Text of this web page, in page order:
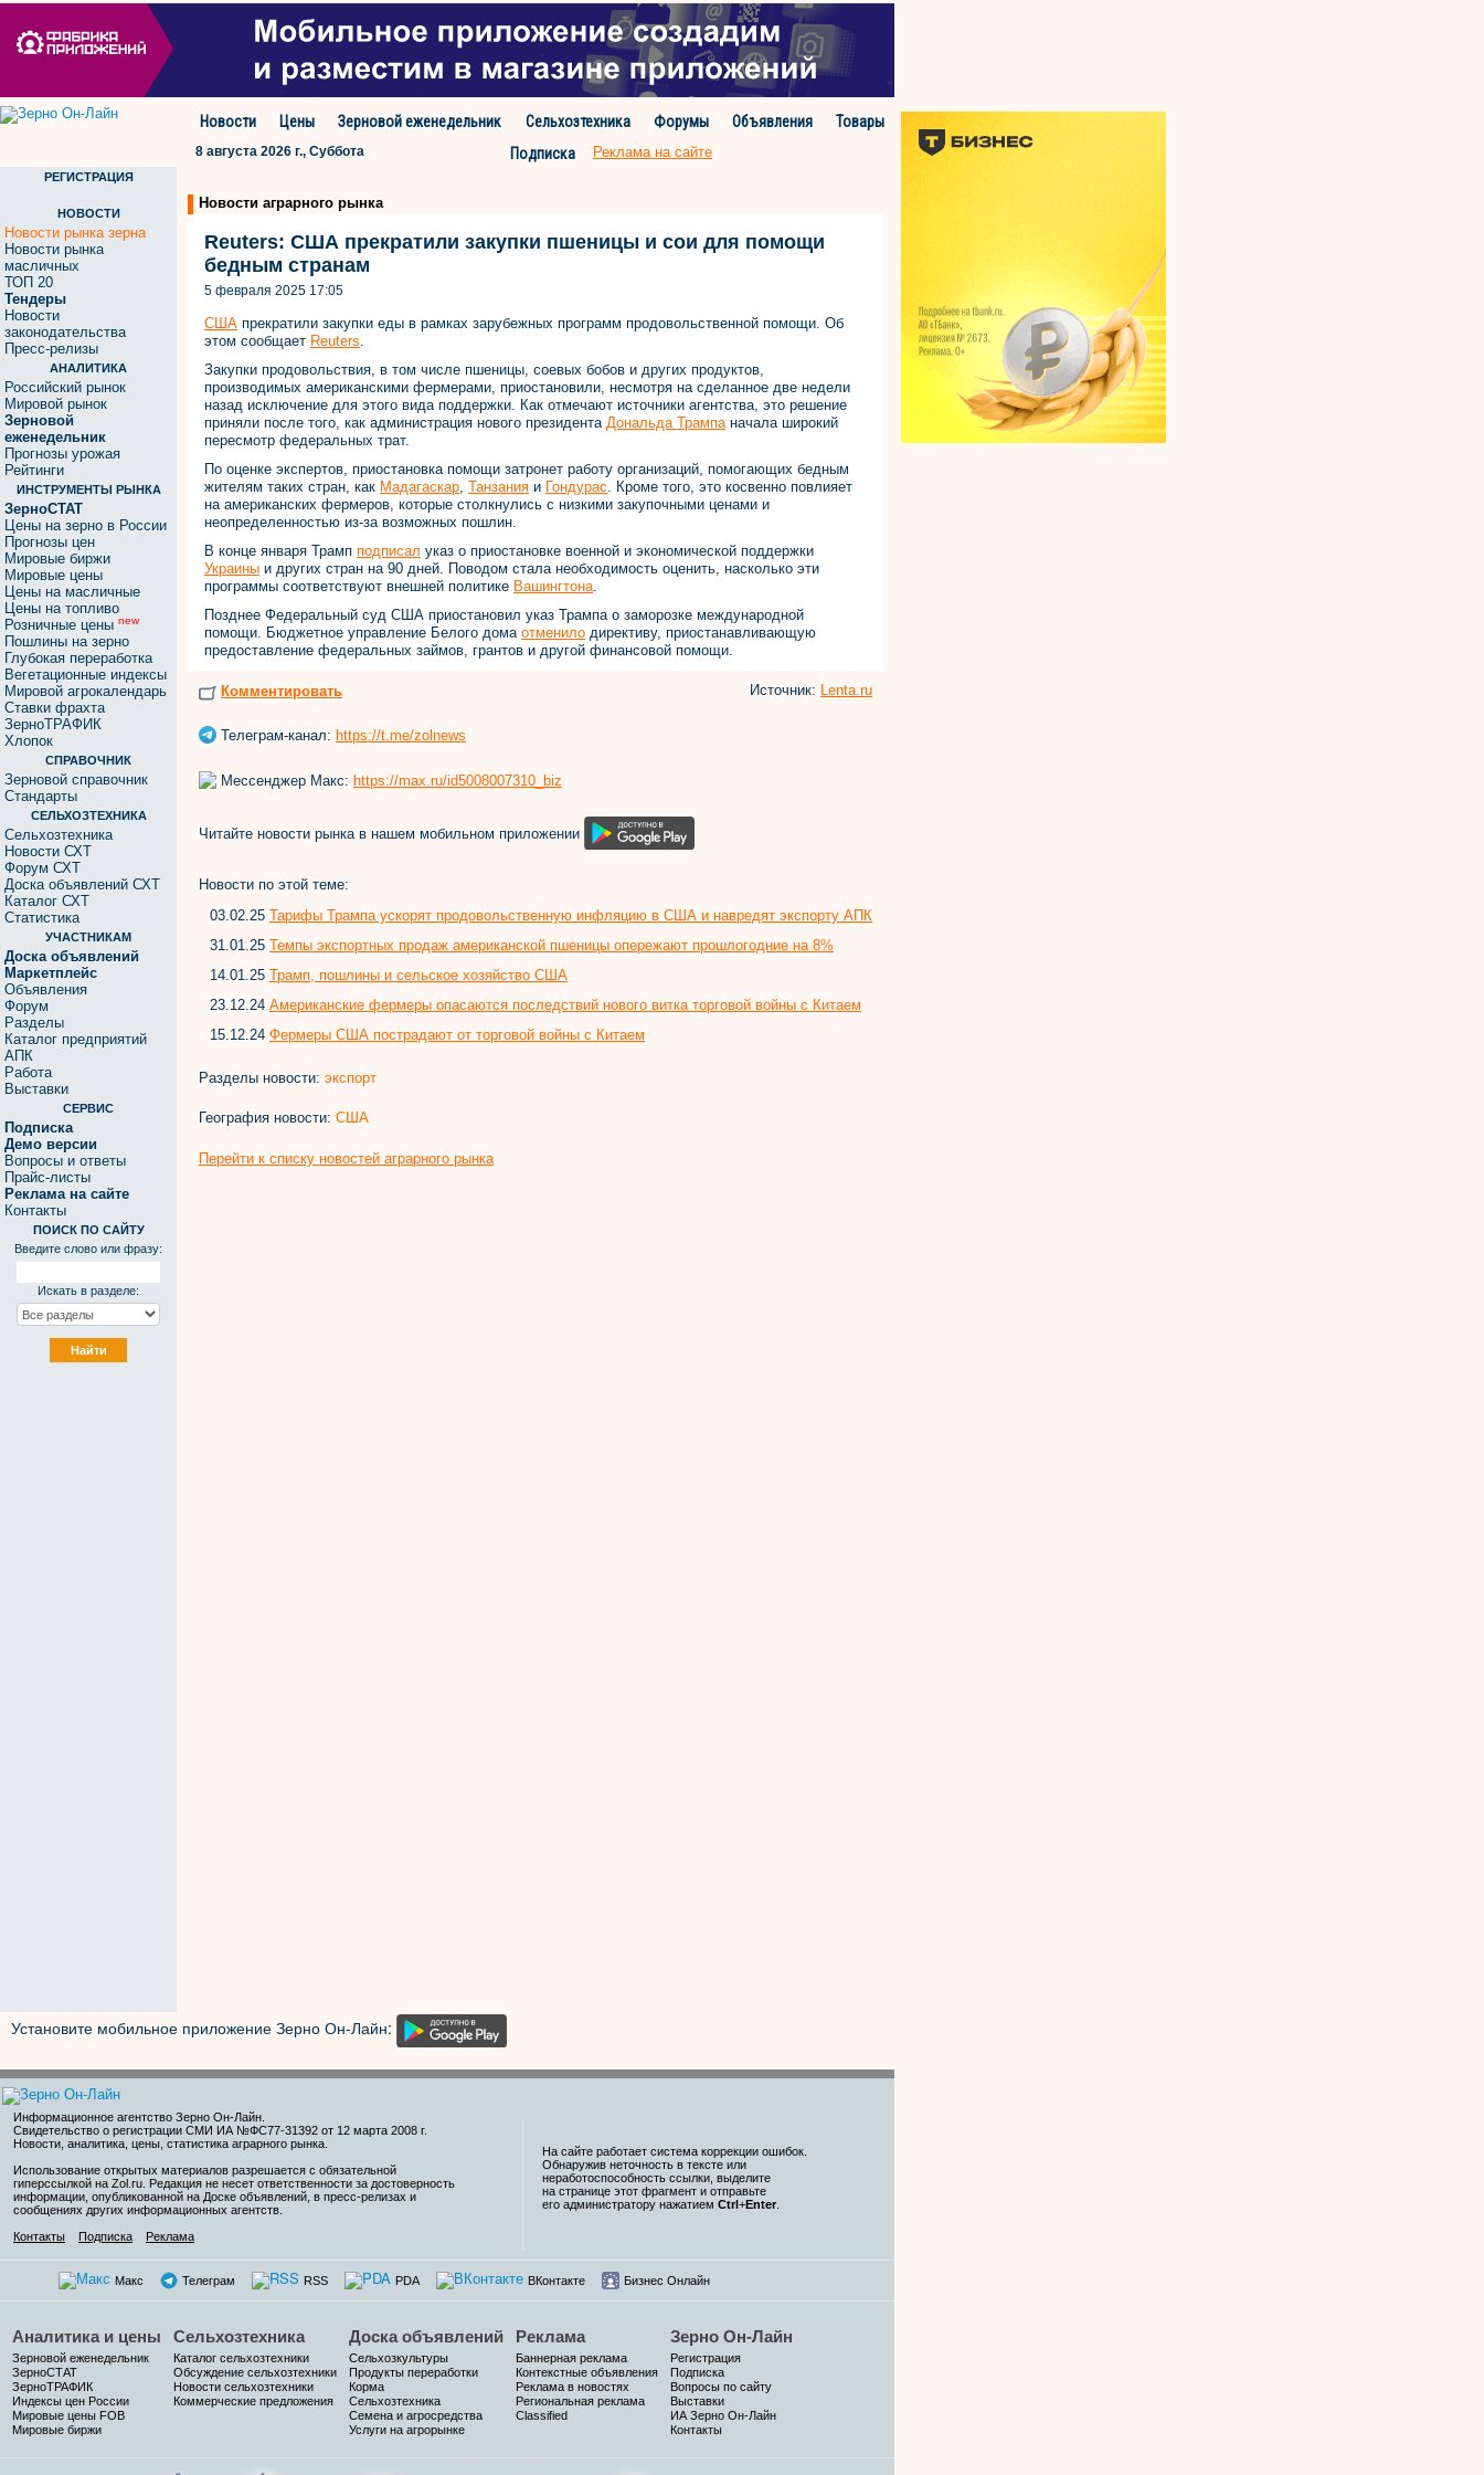
Новости Цены Зерновой еженедельник Сельхозтехника Форумы Объявления
Товары
Подписка
8 августа 2026 г., Суббота Реклама на сайте
РЕГИСТРАЦИЯ
НОВОСТИ
Новости рынка зерна
Новости рынка
масличных
ТОП 20
Тендеры
Новости
законодательства
Пресс-релизы
АНАЛИТИКА
Российский рынок
Мировой рынок
Зерновой
еженедельник
Прогнозы урожая
Рейтинги
ИНСТРУМЕНТЫ РЫНКА
ЗерноСТАТ
Цены на зерно в России
Прогнозы цен
Мировые биржи
Мировые цены
Цены на масличные
Цены на топливо
Розничные цены new
Пошлины на зерно
Глубокая переработка
Вегетационные индексы
Мировой агрокалендарь
Ставки фрахта
ЗерноТРАФИК
Хлопок
СПРАВОЧНИК
Зерновой справочник
Стандарты
СЕЛЬХОЗТЕХНИКА
Сельхозтехника
Новости СХТ
Форум СХТ
Доска объявлений СХТ
Каталог СХТ
Статистика
УЧАСТНИКАМ
Доска объявлений
Маркетплейс
Объявления
Форум
Разделы
Каталог предприятий
АПК
Работа
Выставки
СЕРВИС
Подписка
Демо версии
Вопросы и ответы
Прайс-листы
Реклама на сайте
Контакты
ПОИСК ПО САЙТУ
Введите слово или фразу:
Искать в разделе:
Новости аграрного рынка
Reuters: США прекратили закупки пшеницы и сои для помощи
бедным странам
5 февраля 2025 17:05
США прекратили закупки еды в рамках зарубежных программ продовольственной помощи. Об
этом сообщает Reuters.
Закупки продовольствия, в том числе пшеницы, соевых бобов и других продуктов,
производимых американскими фермерами, приостановили, несмотря на сделанное две недели
назад исключение для этого вида поддержки. Как отмечают источники агентства, это решение
приняли после того, как администрация нового президента Дональда Трампаначала широкий
пересмотр федеральных трат.
По оценке экспертов, приостановка помощи затронет работу организаций, помогающих бедным
жителям таких стран, как Мадагаскар, Танзания и Гондурас. Кроме того, это косвенно повлияет
на американских фермеров, которые столкнулись с низкими закупочными ценами и
неопределенностью из-за возможных пошлин.
В конце января Трамп подписал указ о приостановке военной и экономической поддержки
Украины и других стран на 90 дней. Поводом стала необходимость оценить, насколько эти
программы соответствуют внешней политике Вашингтона.
Позднее Федеральный суд США приостановил указ Трампа о заморозке международной
помощи. Бюджетное управление Белого дома отменило директиву, приостанавливающую
предоставление федеральных займов, грантов и другой финансовой помощи.
Комментировать Источник: Lenta.ru
Телеграм-канал: https://t.me/zolnews
Мессенджер Макс: https://max.ru/id5008007310_biz
Читайте новости рынка в нашем мобильном приложении
Новости по этой теме:
03.02.25 Тарифы Трампа ускорят продовольственную инфляцию в США и навредят экспорту АПК
31.01.25 Темпы экспортных продаж американской пшеницы опережают прошлогодние на 8%
14.01.25 Трамп, пошлины и сельское хозяйство США
23.12.24 Американские фермеры опасаются последствий нового витка торговой войны с Китаем
15.12.24 Фермеры США пострадают от торговой войны с Китаем
Разделы новости: экспорт
География новости: США
Перейти к списку новостей аграрного рынка
Установите мобильное приложение Зерно Он-Лайн:
Информационное агентство Зерно Он-Лайн
Свидетельство о регистрации СМИ ИА №ФС77-31392 от 12 марта 2008 г.
Новости, аналитика, цены, статистика аграрного рынка.
Использование открытых материалов разрешается с обязательной
гиперссылкой на Zol.ru. Редакция не несет ответственности за достоверность
информации, опубликованной на Доске объявлений, в пресс-релизах и
сообщениях других информационных агентств.
Контакты
Подписка Реклама
На сайте работает система коррекции ошибок.
Обнаружив неточность в тексте или
неработоспособность ссылки, выделите
на странице этот фрагмент и отправьте
его администратору нажатием Ctrl+Enter
Макс Телеграм RSS PDA ВКонтакте Бизнес Онлайн
Аналитика и цены
Зерновой еженедельник
ЗерноСТАТ
ЗерноТРАФИК
Индексы цен России
Мировые цены FOB
Мировые биржи
Сельхозтехника
Каталог сельхозтехники
Обсуждение сельхозтехники
Новости сельхозтехники
Коммерческие предложения
Доска объявлений
Сельхозкультуры
Продукты переработки
Корма
Сельхозтехника
Семена и агросредства
Услуги на агрорынке
Реклама
Баннерная реклама
Контекстные объявления
Реклама в новостях
Региональная реклама
Classified
Зерно Он-Лайн
Регистрация
Подписка
Вопросы по сайту
Выставки
ИА Зерно Он-Лайн
Контакты